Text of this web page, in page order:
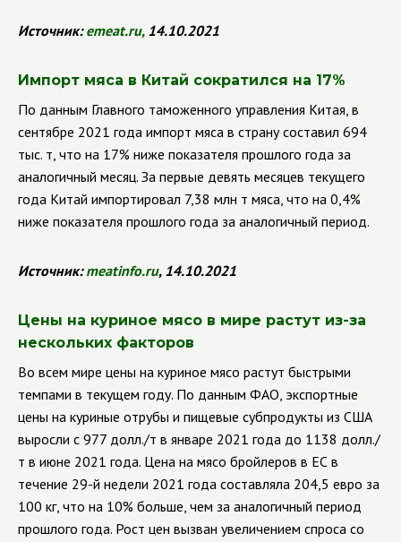
Источник:emeat.ru,14.10.2021
Импорт мяса в Китай сократился на 17%
По данным Главного таможенного управления Китая, в
сентябре 2021 года импорт мяса в страну составил 694
тыс. т, что на 17% ниже показателя прошлого года за
аналогичный месяц. За первые девять месяцев текущего
года Китай импортировал 7,38 млн т мяса, что на 0,4%
ниже показателя прошлого года за аналогичный период.
Источник:meatinfo.ru, 14.10.2021
Цены на куриное мясо в мире растут из-за
нескольких факторов
Во всем мире цены на куриное мясо растут быстрыми
темпами в текущем году. По данным ФАО, экспортные
цены на куриные отрубы и пищевые субпродукты из США
выросли с 977 долл./т в январе 2021 года до 1138 долл./
т в июне 2021 года. Цена на мясо бройлеров в ЕС в
течение 29-й недели 2021 года составляла 204,5 евро за
100 кг, что на 10% больше, чем за аналогичный период
прошлого года. Рост цен вызван увеличением спроса со